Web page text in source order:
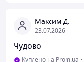
Максим Д.
23.07.2026
Чудово
Куплено на Prom.ua •